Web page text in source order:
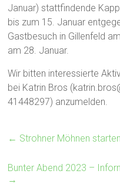
Januar) stattfindende
bis zum 15. Januar
Gastbesuch in Gillenfeld
am 28. Januar.
Wir bitten interessierte
bei Katrin Bros
41448297) anzumelden.
← Strohner Möhnen
Bunter Abend 2023 –
→